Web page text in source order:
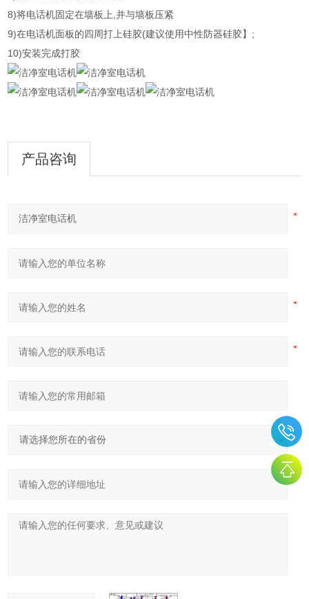
8)将电话机固定在墙板上,并与墙板压紧
9)在电话机面板的四周打上硅胶(建议使用中性防器硅胶】;
10)安装完成打胶
产品咨询